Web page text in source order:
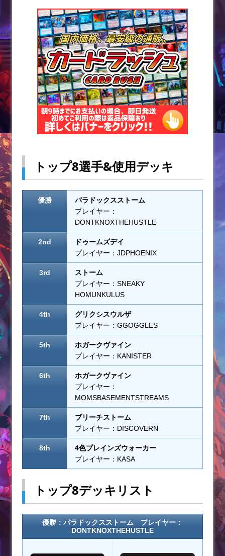
o
o
k
トップ8選手&使用デッキ
優勝
パラドックスストーム
プレイヤー：
DONTKNOXTHEHUSTLE
2nd
ドゥームズデイ
プレイヤー：JDPHOENIX
3rd
ストーム
プレイヤー：SNEAKY
HOMUNKULUS
4th
グリクシスウルザ
プレイヤー：GGOGGLES
5th
ホガークヴァイン
プレイヤー：KANISTER
6th
ホガークヴァイン
プレイヤー：
MOMSBASEMENTSTREAMS
7th
ブリーチストーム
プレイヤー：DISCOVERN
8th
4色プレインズウォーカー
プレイヤー：KASA
トップ8デッキリスト
優勝：パラドックスストーム プレイヤー：
DONTKNOXTHEHUSTLE